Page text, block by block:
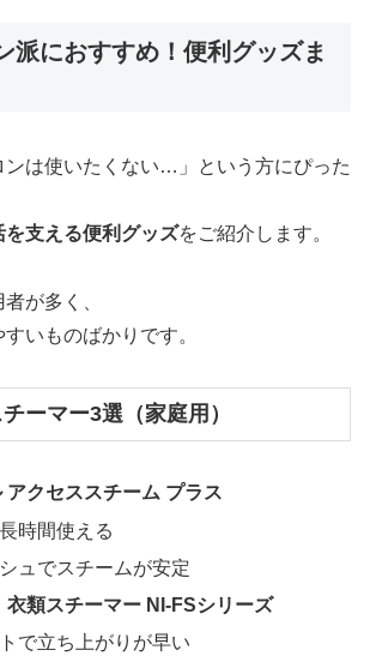
派におすすめ！便利グッズま
ンは使いたくない…」という方にぴった
を支える便利グッズをご紹介します。
が多く、
いものばかりです。
ーマー3選（家庭用）
アクセススチーム プラス
時間使える
ュでスチームが安定
衣類スチーマー NI-FSシリーズ
で立ち上がりが早い